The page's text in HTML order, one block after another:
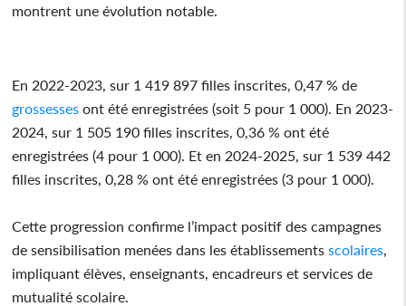
montrent une évolution notable.
En 2022-2023, sur 1 419 897 filles inscrites, 0,47 % de
grossesses ont été enregistrées (soit 5 pour 1 000). En 2023-
2024, sur 1 505 190 filles inscrites, 0,36 % ont été
enregistrées (4 pour 1 000). Et en 2024-2025, sur 1 539 442
filles inscrites, 0,28 % ont été enregistrées (3 pour 1 000).
Cette progression confirme l’impact positif des campagnes
de sensibilisation menées dans les établissements scolaires
impliquant élèves, enseignants, encadreurs et services de
mutualité scolaire.